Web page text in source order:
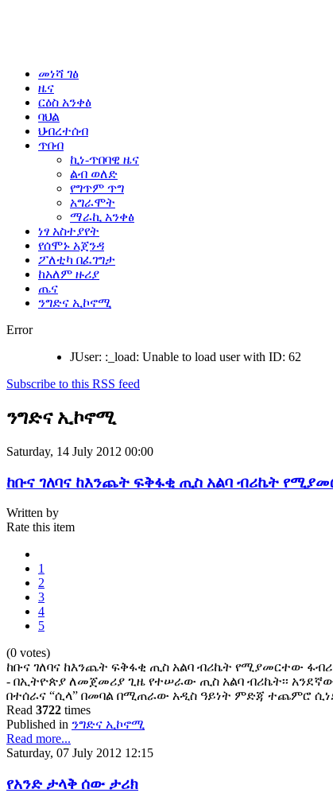
መነሻ ገፅ
ዜና
ርዕስ አንቀፅ
ባህል
ህብረተሰብ
ጥበብ
ኪነ-ጥበባዊ ዜና
ልብ ወለድ
የግጥም ጥግ
አግራሞት
ማራኪ አንቀፅ
ነፃ አስተያየት
የሰሞኑ አጀንዳ
ፖለቲካ በፈገግታ
ከአለም ዙሪያ
ጤና
ንግድና ኢኮኖሚ
Error
JUser: :_load: Unable to load user with ID: 62
Subscribe to this RSS feed
ንግድና ኢኮኖሚ
Saturday, 14 July 2012 00:00
ከቡና ገለባና ከእንጨት ፍቅፋቂ ጢስ አልባ ብሪኬት
Written by
Rate this item
1
2
3
4
5
(0 votes)
ከቡና ገለባና ከእንጨት ፍቅፋቂ ጢስ አልባ ብሪኬት የሚያመርተው
- በኢትዮጵያ ለመጀመሪያ ጊዜ የተሠራው ጢስ አልባ ብሪኬት፡፡
በተሰራና “ሲላ” በመባል በሚጠራው አዲስ ዓይነት ምድጃ ተጨምሮ
Read 3722 times
Published in ንግድና ኢኮኖሚ
Read more...
Saturday, 07 July 2012 12:15
የአንድ ታላቅ ሰው ታሪክ